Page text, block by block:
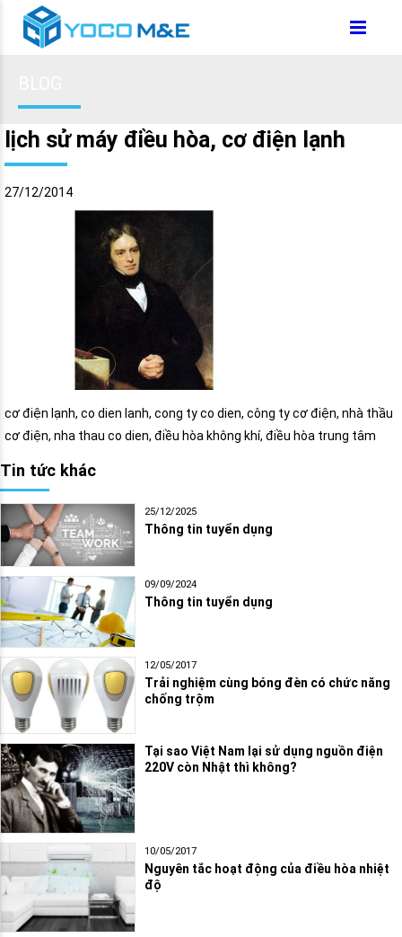
lịch sử máy điều hòa, cơ điện lạnh
27/12/2014
cơ điện lạnh, co dien lanh, cong ty co dien, công ty cơ điện, nhà thầu
cơ điện, nha thau co dien, điều hòa không khí, điều hòa trung tâm
Tin tức khác
25/12/2025
Thông tin tuyển dụng
09/09/2024
Thông tin tuyển dụng
12/05/2017
Trải nghiệm cùng bóng đèn có chức năng
chống trộm
Tại sao Việt Nam lại sử dụng nguồn điện
220V còn Nhật thì không?
10/05/2017
Nguyên tắc hoạt động của điều hòa nhiệt
độ